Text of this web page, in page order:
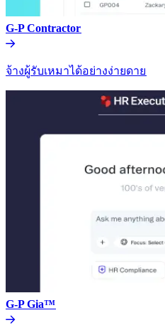
G-P Contractor​​
จ้างผู้รับเหมาได้อย่างง่ายดาย​​
G-P Gia™​​